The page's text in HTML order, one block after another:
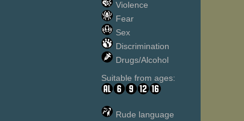
Violence
Fear
Sex
Discrimination
Drugs/Alcohol
Suitable from ages:
Rude language